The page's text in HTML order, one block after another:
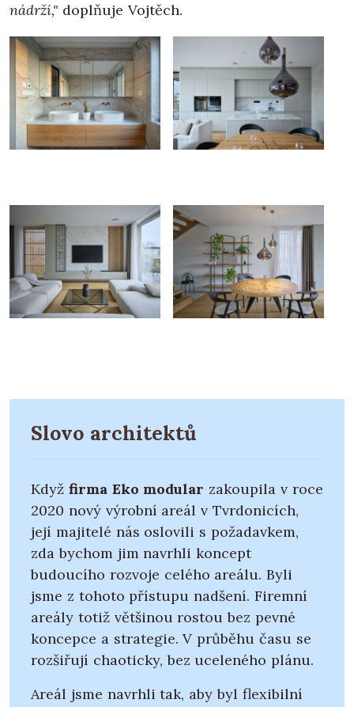
nádrží," doplňuje Vojtěch.
Slovo architektů
Když firma Eko modular zakoupila v roce
2020 nový výrobní areál v Tvrdonicích,
její majitelé nás oslovili s požadavkem,
zda bychom jim navrhli koncept
budoucího rozvoje celého areálu. Byli
jsme z tohoto přístupu nadšení. Firemní
areály totiž většinou rostou bez pevné
koncepce a strategie. V průběhu času se
rozšiřují chaoticky, bez uceleného plánu.
Areál jsme navrhli tak, aby byl flexibilní